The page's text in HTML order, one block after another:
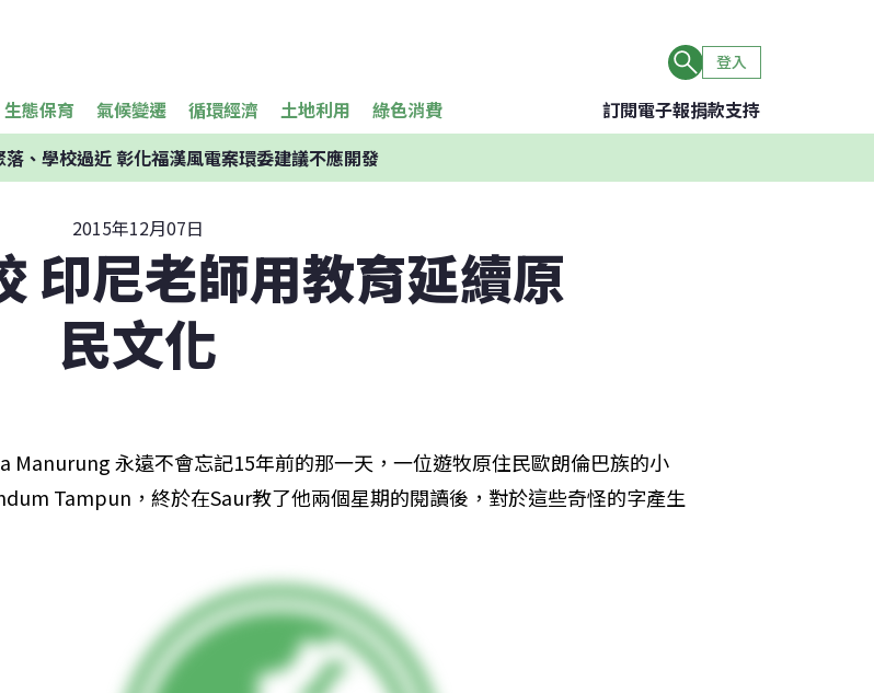
登入
生態保育 氣候變遷 循環經濟 土地利用 綠色消費 訂閱電子報捐款支持
落、學校過近 彰化福漢風電案環委建議不應開發
2015年12月07日
印尼老師用教育延續原
民文化
Manurung 永遠不會忘記15年前的那一天，一位遊牧原住民歐朗倫巴族的小
Tampun，終於在Saur教了他兩個星期的閱讀後，對於這些奇怪的字產生